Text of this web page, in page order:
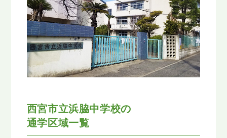
西宮市立浜脇中学校の
通学区域一覧